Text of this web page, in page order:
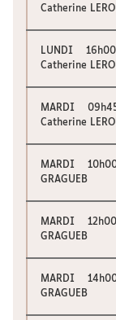
Catherine
LUNDI
Catherine
MARDI
Catherine
MARDI
GRAGUEB
MARDI
GRAGUEB
MARDI
GRAGUEB